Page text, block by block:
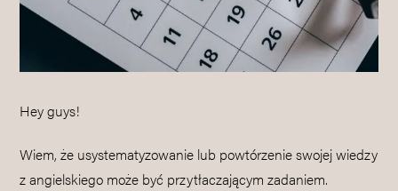
Hey guys!
Wiem, że usystematyzowanie lub powtórzenie swojej wiedzy
z angielskiego może być przytłaczającym zadaniem.